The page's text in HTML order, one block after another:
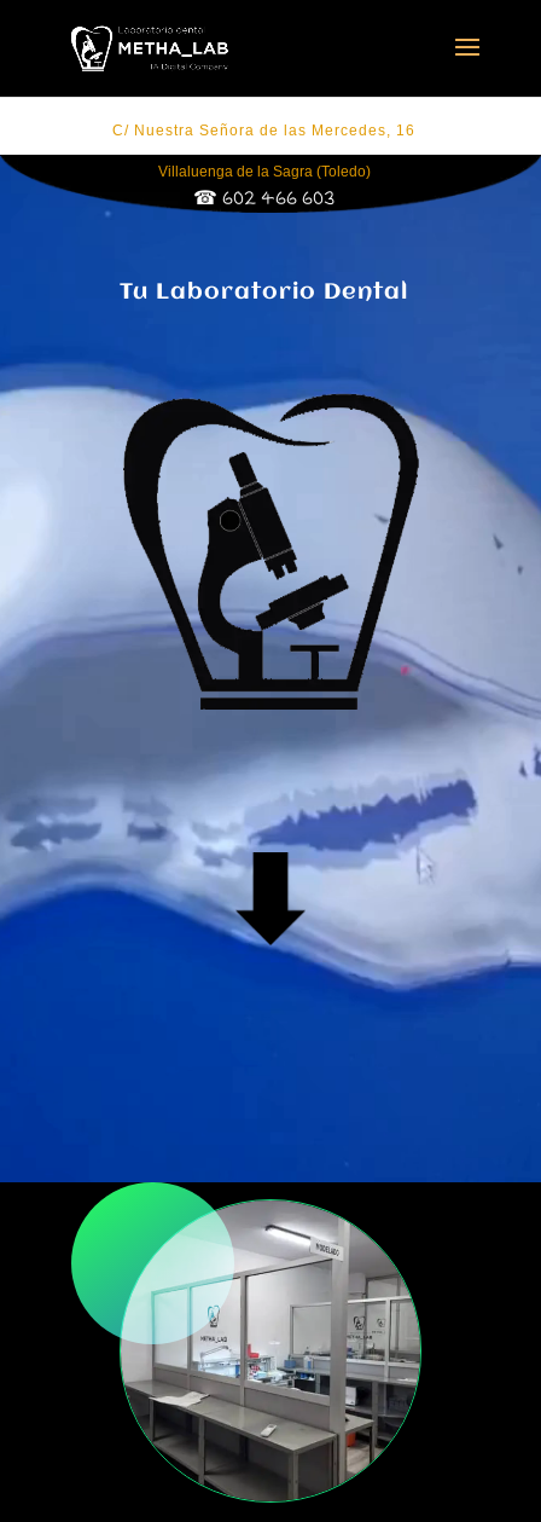
Reproductor
de
C/ Nuestra Señora de las Mercedes, 16
Villaluenga de la Sagra (Toledo)
☎ 602 466 603
Tu Laboratorio Dental